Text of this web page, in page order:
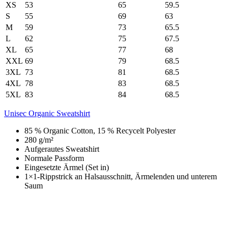
XS
53 65
59.5
S
55 69
63
M
59 73
65.5
L
62 75
67.5
XL
65 77
68
XXL 69 79
68.5
3XL 73 81
68.5
4XL 78 83
68.5
5XL 83 84 68.5
Unisec Organic Sweatshirt
85 % Organic Cotton, 15 % Recycelt Polyester
280 g/m²
Aufgerautes Sweatshirt
Normale Passform
Eingesetzte Ärmel (Set in)
1×1-Rippstrick an Halsausschnitt, Ärmelenden und unterem
Saum